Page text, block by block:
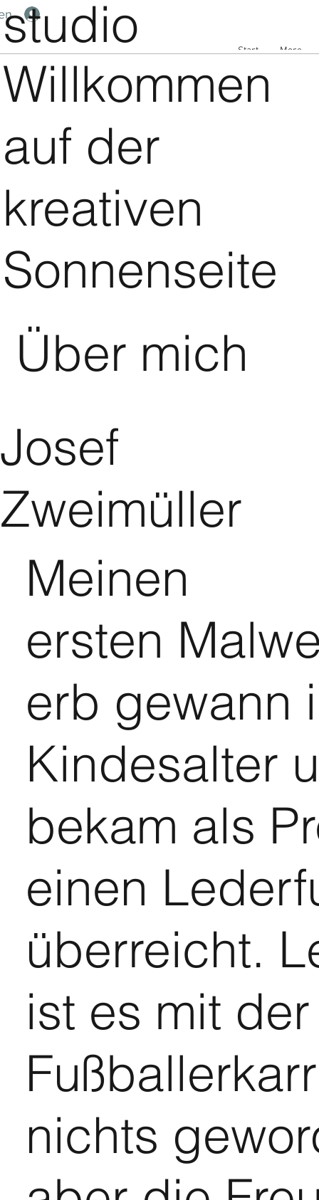
Start More
studio
Josef
Zweimüller
Über mich
Meinen
ersten
erb gewann
Kindesalter
bekam als
einen
überreicht.
ist es mit der
nichts
Willkommen
auf der
kreativen
Sonnenseite